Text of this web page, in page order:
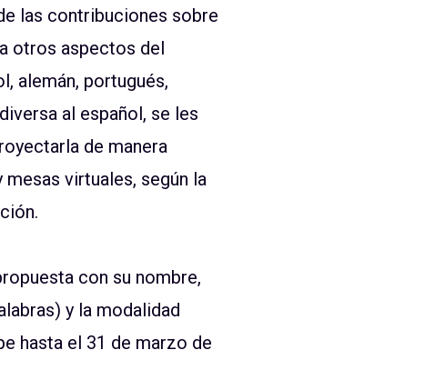
las contribuciones sobre
otros aspectos del
alemán, portugués,
al español, se les
de manera
virtuales, según la
con su nombre,
y la modalidad
hasta el 31 de marzo de